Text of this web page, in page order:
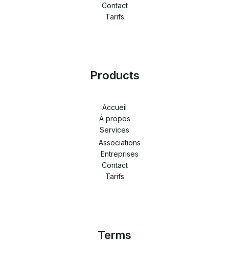
Contact
Tarifs
Products
Accueil
À propos
Services
Associations
Entreprises
Contact
Tarifs
Terms